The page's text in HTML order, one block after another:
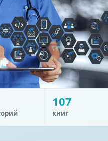
107
книг